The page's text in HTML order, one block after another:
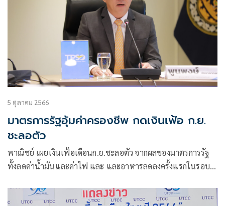
5 ตุลาคม 2566
มาตรการรัฐอุ้มค่าครองชีพ กดเงินเฟ้อ ก.ย.
ชะลอตัว
พาณิชย์ เผยเงินเฟ้อเดือนก.ย.ชะลอตัว จากผลของมาตรการรัฐ
ทั้งลดค่าน้ำมันและค่าไฟ และ และอาหารลดลงครั้งแรกในรอบ